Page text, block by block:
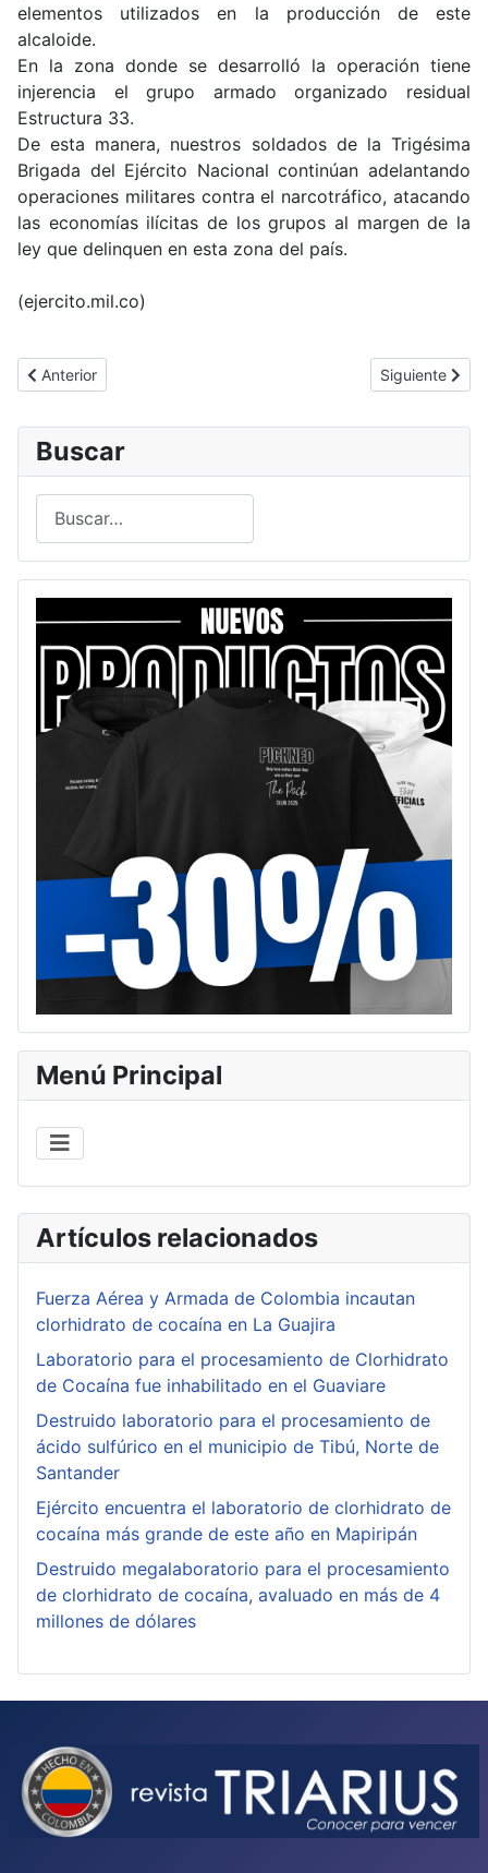
elementos utilizados en la producción de este
alcaloide.
En la zona donde se desarrolló la operación tiene
injerencia el grupo armado organizado residual
Estructura 33.
De esta manera, nuestros soldados de la Trigésima
Brigada del Ejército Nacional continúan adelantando
operaciones militares contra el narcotráfico, atacando
las economías ilícitas de los grupos al margen de la
ley que delinquen en esta zona del país.
(ejercito.mil.co)
Artículo anterior: Grúa de Rescate, una herramienta de
Anterior Artículo
Siguiente
Buscar
Menú Principal
Artículos relacionados
Fuerza Aérea y Armada de Colombia incautan
clorhidrato de cocaína en La Guajira
Laboratorio para el procesamiento de Clorhidrato
de Cocaína fue inhabilitado en el Guaviare
Destruido laboratorio para el procesamiento de
ácido sulfúrico en el municipio de Tibú, Norte de
Santander
Ejército encuentra el laboratorio de clorhidrato de
cocaína más grande de este año en Mapiripán
Destruido megalaboratorio para el procesamiento
de clorhidrato de cocaína, avaluado en más de 4
millones de dólares